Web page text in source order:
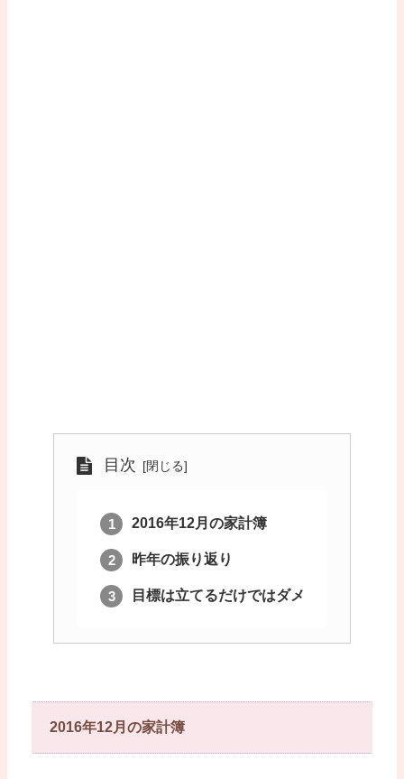
目次
2016年12月の家計簿
昨年の振り返り
目標は立てるだけではダメ
2016年12月の家計簿